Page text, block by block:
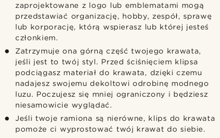
zaprojektowane z logo lub emblematami mogą
przedstawiać organizację, hobby, zespół, sprawę
lub korporację, którą wspierasz lub której jesteś
członkiem.
Zatrzymuje ona górną część twojego krawata,
jeśli jest to twój styl. Przed ściśnięciem klipsa
podciągasz materiał do krawata, dzięki czemu
nadajesz swojemu dekoltowi odrobinę modnego
luzu. Poczujesz się mniej ograniczony i będziesz
niesamowicie wyglądać.
Jeśli twoje ramiona są nierówne, klips do krawata
pomoże ci wyprostować twój krawat do siebie.